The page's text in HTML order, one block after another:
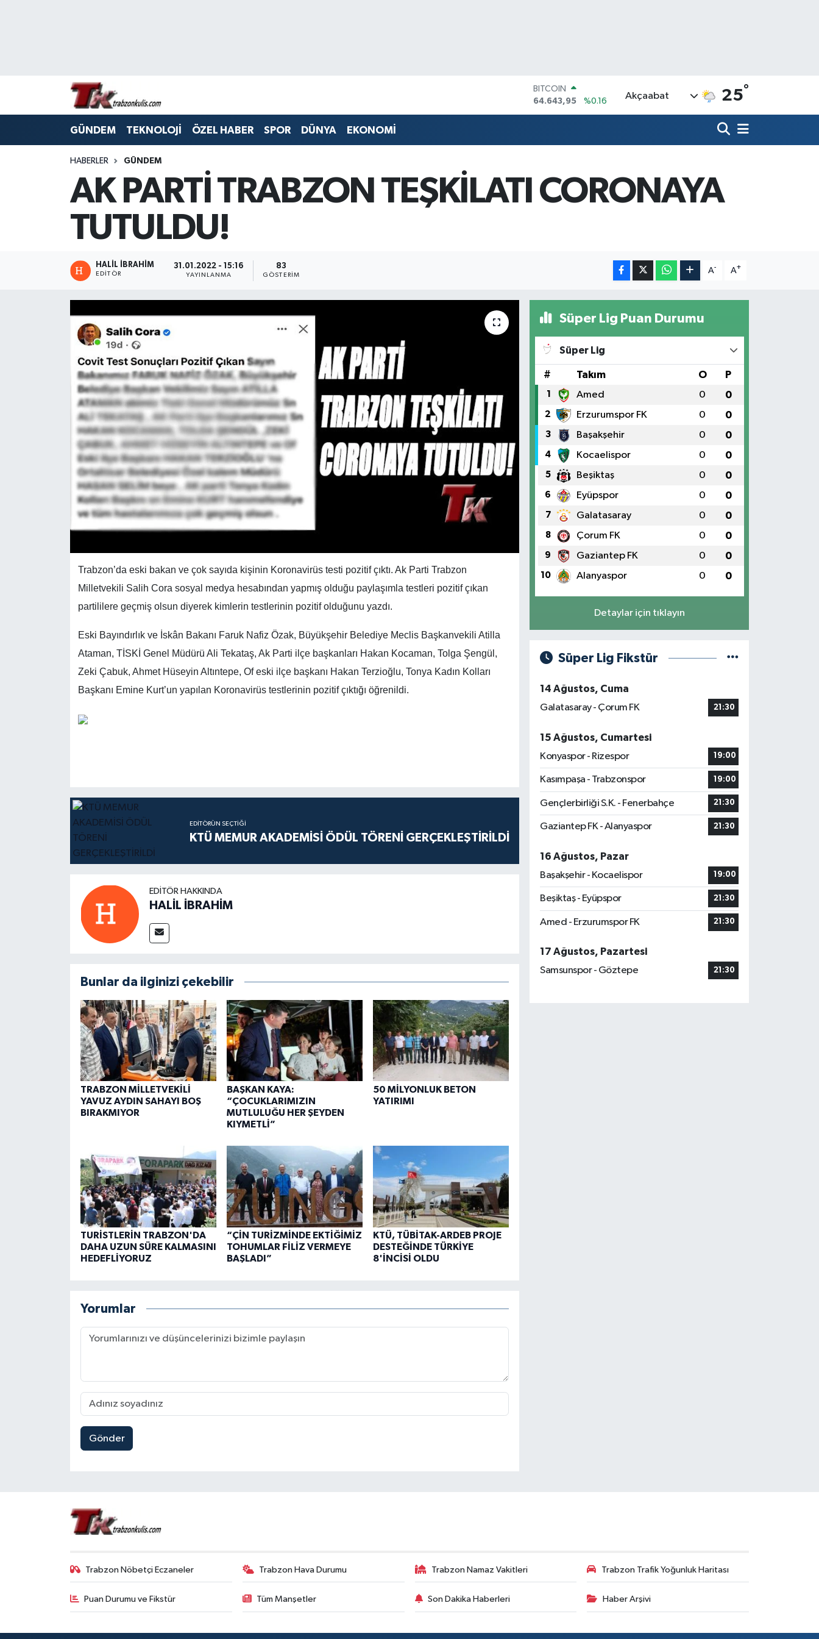
BITCOIN
64.643,95
%0.16
DOLAR
GRAM ALTIN
6513.94
%0.32
Akçaabat 25°
GÜNDEM TEKNOLOJİ ÖZEL HABER SPOR DÜNYA EKONOMİ
HABERLER GÜNDEM
AK PARTİ TRABZON TEŞKİLATI CORONAYA
TUTULDU!
HALİL İBRAHİM
EDITÖR
31.01.2022 - 15:16
YAYINLANMA
83
GÖSTERIM
A- A+
Trabzon’da eski bakan ve çok sayıda kişinin Koronavirüs testi pozitif çıktı. Ak Parti Trabzon
Milletvekili Salih Cora sosyal medya hesabından yapmış olduğu paylaşımla testleri pozitif çıkan
partililere geçmiş olsun diyerek kimlerin testlerinin pozitif olduğunu yazdı.
Eski Bayındırlık ve İskân Bakanı Faruk Nafiz Özak, Büyükşehir Belediye Meclis Başkanvekili Atilla
Ataman, TİSKİ Genel Müdürü Ali Tekataş, Ak Parti ilçe başkanları Hakan Kocaman, Tolga Şengül,
Zeki Çabuk, Ahmet Hüseyin Altıntepe, Of eski ilçe başkanı Hakan Terzioğlu, Tonya Kadın Kolları
Başkanı Emine Kurt’un yapılan Koronavirüs testlerinin pozitif çıktığı öğrenildi.
EDITÖRÜN SEÇTIĞI
KTÜ MEMUR AKADEMİSİ ÖDÜL TÖRENİ GERÇEKLEŞTİRİLDİ
EDITÖR HAKKINDA
HALİL İBRAHİM
Bunlar da ilginizi çekebilir
TRABZON MİLLETVEKİLİ
YAVUZ AYDIN SAHAYI BOŞ
BIRAKMIYOR
BAŞKAN KAYA:
“ÇOCUKLARIMIZIN
MUTLULUĞU HER ŞEYDEN
KIYMETLİ”
50 MİLYONLUK BETON
YATIRIMI
TURİSTLERİN TRABZON'DA
DAHA UZUN SÜRE KALMASINI
HEDEFLİYORUZ
“ÇİN TURİZMİNDE EKTİĞİMİZ
TOHUMLAR FİLİZ VERMEYE
BAŞLADI”
KTÜ, TÜBİTAK-ARDEB PROJE
DESTEĞİNDE TÜRKİYE
8'İNCİSİ OLDU
Yorumlar
Gönder
Süper Lig Puan Durumu
Süper Lig
# Takım O P
1 Amed 0 0
2 Erzurumspor FK 0 0
3 Başakşehir 0 0
4 Kocaelispor 0 0
5 Beşiktaş 0 0
6 Eyüpspor 0 0
7 Galatasaray 0 0
8 Çorum FK 0 0
9 Gaziantep FK 0 0
10 Alanyaspor 0 0
Detaylar için tıklayın
Süper Lig Fikstür
14 Ağustos, Cuma
Galatasaray - Çorum FK
21:30
15 Ağustos, Cumartesi
Konyaspor - Rizespor
19:00
Kasımpaşa - Trabzonspor 19:00
Gençlerbirliği S.K. - Fenerbahçe 21:30
Gaziantep FK - Alanyaspor 21:30
16 Ağustos, Pazar
Başakşehir - Kocaelispor
19:00
Beşiktaş - Eyüpspor 21:30
Amed - Erzurumspor FK 21:30
17 Ağustos, Pazartesi
Samsunspor - Göztepe
21:30
Trabzon Nöbetçi Eczaneler Trabzon Hava Durumu Trabzon Namaz Vakitleri Trabzon Trafik Yoğunluk Haritası
Puan Durumu ve Fikstür Tüm Manşetler Son Dakika Haberleri Haber Arşivi
Trabzon Namaz Vakitleri
Tüm Manşetler
Son Dakika Haberleri
Haber Arşivi